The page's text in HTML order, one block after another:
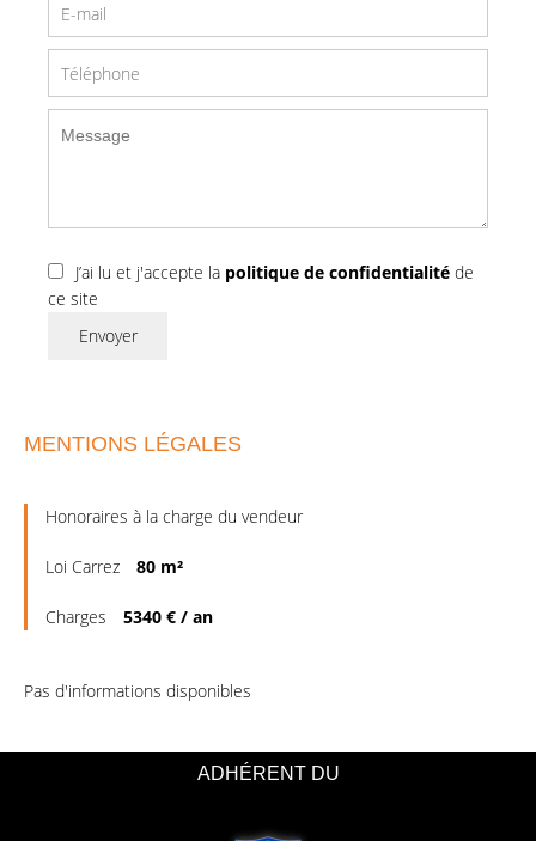
J’ai lu et j'accepte la politique de confidentialité de
ce site
Envoyer
MENTIONS LÉGALES
Honoraires à la charge du vendeur
Loi Carrez 80 m²
Charges 5340 € / an
Pas d'informations disponibles
ADHÉRENT DU